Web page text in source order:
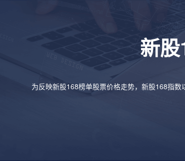
新
为反映新股168榜单股票价格走势，新股168指数